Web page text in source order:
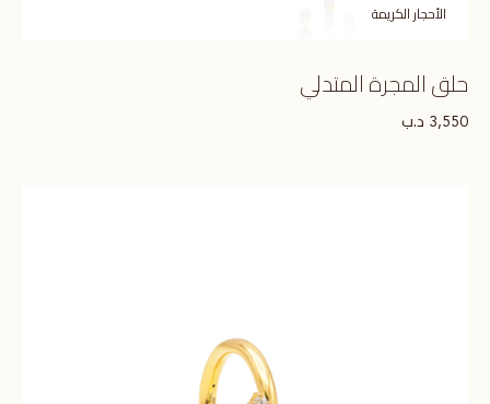
الأحجار الكريمة
حلق المجرة المتدلي
3,550 د.ب